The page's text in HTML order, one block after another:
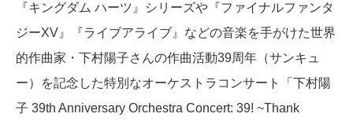
『キングダム ハーツ』シリーズや『ファイナルファンタ
ジーXV』『ライブアライブ』などの音楽を手がけた世界
的作曲家・下村陽子さんの作曲活動39周年（サンキュ
ー）を記念した特別なオーケストラコンサート「下村陽
子 39th Anniversary Orchestra Concert: 39! ~Thank